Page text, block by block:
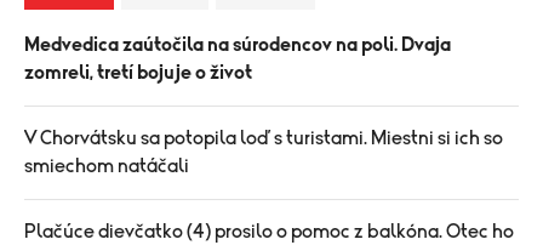
Medvedica zaútočila na súrodencov na poli. Dvaja
zomreli, tretí bojuje o život
V Chorvátsku sa potopila loď s turistami. Miestni si ich so
smiechom natáčali
Plačúce dievčatko (4) prosilo o pomoc z balkóna. Otec ho